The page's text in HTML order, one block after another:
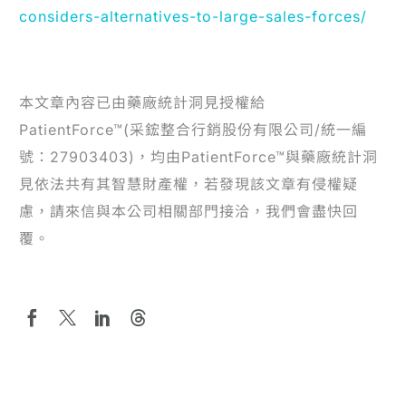
considers-alternatives-to-large-sales-forces/
本文章內容已由藥廠統計洞見授權給
PatientForce™(采鋐整合行銷股份有限公司/統一編
號：27903403)，均由PatientForce™與藥廠統計洞
見依法共有其智慧財產權，若發現該文章有侵權疑
慮，請來信與本公司相關部門接洽，我們會盡快回
覆。